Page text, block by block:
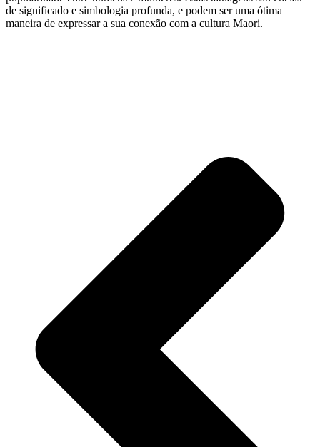
de significado e simbologia profunda, e podem ser uma ótima
maneira de expressar a sua conexão com a cultura Maori.